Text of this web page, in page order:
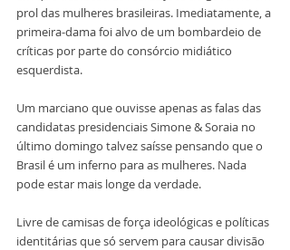
prol das mulheres brasileiras. Imediatamente, a
primeira-dama foi alvo de um bombardeio de
críticas por parte do consórcio midiático
esquerdista.
Um marciano que ouvisse apenas as falas das
candidatas presidenciais Simone & Soraia no
último domingo talvez saísse pensando que o
Brasil é um inferno para as mulheres. Nada
pode estar mais longe da verdade.
Livre de camisas de força ideológicas e políticas
identitárias que só servem para causar divisão